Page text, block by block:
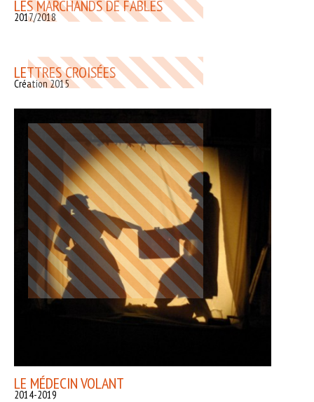
LES MARCHANDS DE FABLES
2017/2018
LETTRES CROISÉES
Création 2015
LE MÉDECIN VOLANT
2014-2019